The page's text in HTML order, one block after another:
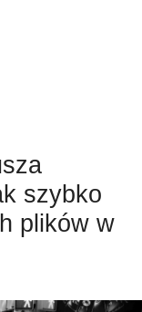
szybko
plików w